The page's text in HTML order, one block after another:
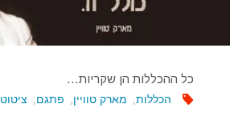
כל ההכללות הן שקריות…
הכללות מארק טוויין פתגם ציטוט